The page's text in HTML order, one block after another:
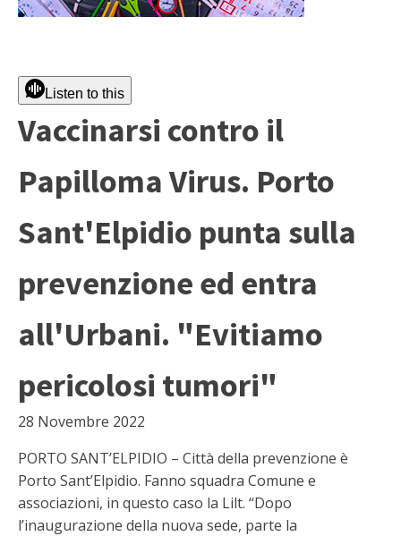
Listen to this
Vaccinarsi contro il
Papilloma Virus. Porto
Sant'Elpidio punta sulla
prevenzione ed entra
all'Urbani. "Evitiamo
pericolosi tumori"
28 Novembre 2022
PORTO SANT’ELPIDIO – Città della prevenzione è
Porto Sant’Elpidio. Fanno squadra Comune e
associazioni, in questo caso la Lilt. “Dopo
l’inaugurazione della nuova sede, parte la